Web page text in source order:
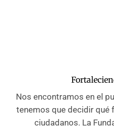
Nos encontramos en el
tenemos que decidir qué
ciudadanos. La